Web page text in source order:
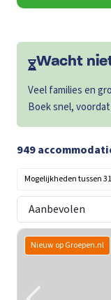
Wacht
Veel families en
Boek snel,
949
Mogelijkheden tussen
Nieuw op Groepen.nl